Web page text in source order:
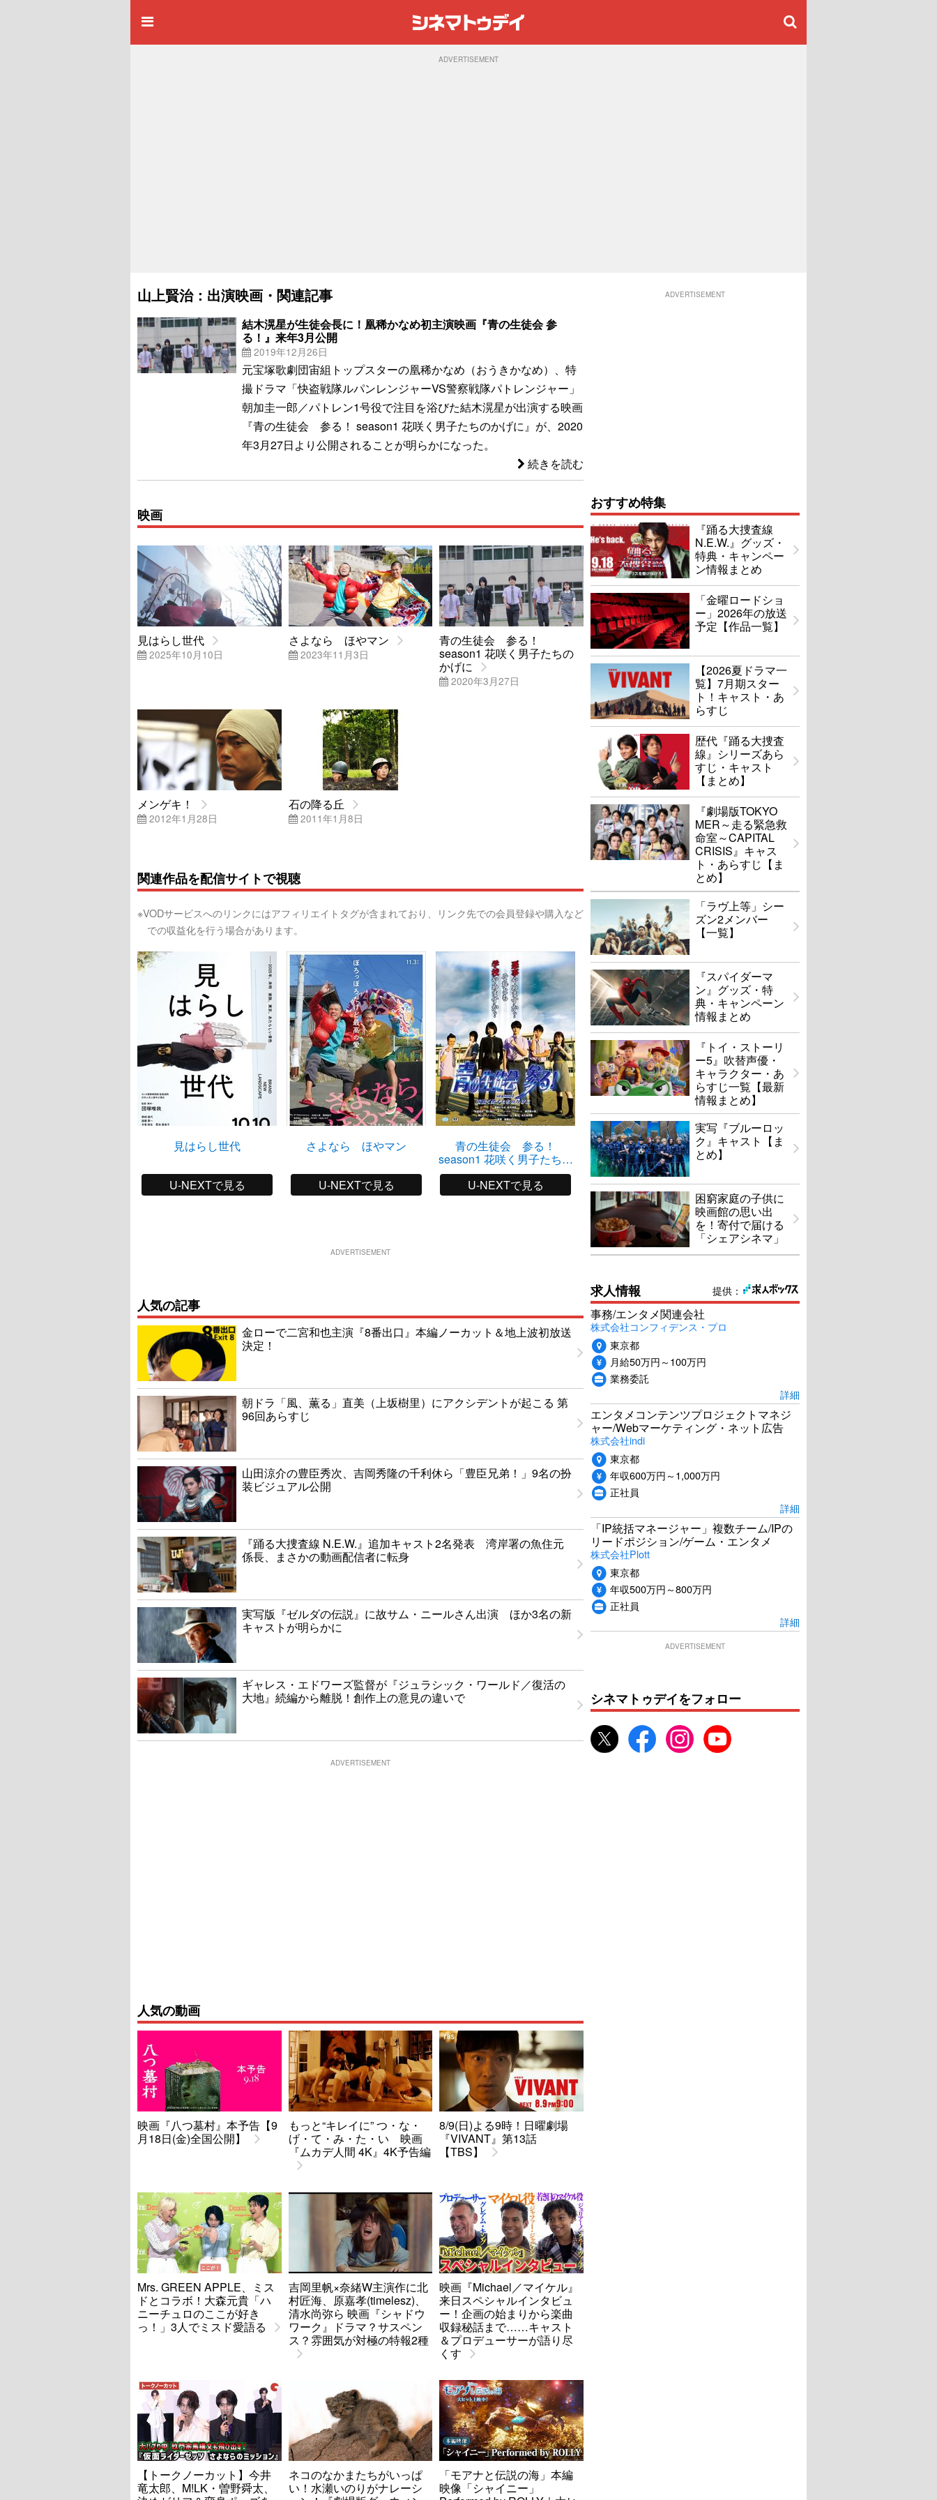
ADVERTISEMENT
山上賢治：出演映画・関連記事
結木滉星が生徒会長に！凰稀かなめ初主演映画『青の生徒会 参
る！』来年3月公開
2019年12月26日
元宝塚歌劇団宙組トップスターの凰稀かなめ（おうきかなめ）、特
撮ドラマ「快盗戦隊ルパンレンジャーVS警察戦隊パトレンジャー」
朝加圭一郎／パトレン1号役で注目を浴びた結木滉星が出演する映画
『青の生徒会 参る！ season1 花咲く男子たちのかげに』が、2020
年3月27日より公開されることが明らかになった。
続きを読む
映画
見はらし世代
2025年10月10日
さよなら ほやマン
2023年11月3日
青の生徒会 参る！
season1 花咲く男子たちの
かげに
2020年3月27日
メンゲキ！
2012年1月28日
石の降る丘
2011年1月8日
関連作品を配信サイトで視聴
※VODサービスへのリンクにはアフィリエイトタグが含まれており、リンク先での会員登録や購入など
での収益化を行う場合があります。
見はらし世代
U-NEXTで見る
さよなら ほやマン
U-NEXTで見る
青の生徒会 参る！
season1 花咲く男子たちの
かげに
U-NEXTで見る
ADVERTISEMENT
人気の記事
金ローで二宮和也主演『8番出口』本編ノーカット＆地上波初放送
決定！
朝ドラ「風、薫る」直美（上坂樹里）にアクシデントが起こる 第
96回あらすじ
山田涼介の豊臣秀次、吉岡秀隆の千利休ら「豊臣兄弟！」9名の扮
装ビジュアル公開
『踊る大捜査線 N.E.W.』追加キャスト2名発表 湾岸署の魚住元
係長、まさかの動画配信者に転身
実写版『ゼルダの伝説』に故サム・ニールさん出演 ほか3名の新
キャストが明らかに
ギャレス・エドワーズ監督が『ジュラシック・ワールド／復活の
大地』続編から離脱！創作上の意見の違いで
ADVERTISEMENT
人気の動画
映画『八つ墓村』本予告【9
月18日(金)全国公開】
もっと“キレイに” つ・な・
げ・て・み・た・い 映画
『ムカデ人間 4K』4K予告編
8/9(日)よる9時！日曜劇場
『VIVANT』第13話
【TBS】
Mrs. GREEN APPLE、ミス
ドとコラボ！大森元貴「ハ
ニーチュロのここが好き
っ！」3人でミスド愛語る
吉岡里帆×奈緒W主演作に北
村匠海、原嘉孝(timelesz)、
清水尚弥ら 映画『シャドウ
ワーク』ドラマ？サスペン
ス？雰囲気が対極の特報2種
映画『Michael／マイケル』
来日スペシャルインタビュ
ー！企画の始まりから楽曲
収録秘話まで……キャスト
＆プロデューサーが語り尽
くす
【トークノーカット】今井
竜太郎、M!LK・曽野舜太、
ネコのなかまたちがいっぱ
い！水瀬いのりがナレーシ
「モアナと伝説の海」本編
映像「シャイニー」
ADVERTISEMENT
おすすめ特集
『踊る大捜査線
N.E.W.』グッズ・
特典・キャンペー
ン情報まとめ
「金曜ロードショ
ー」2026年の放送
予定【作品一覧】
【2026夏ドラマ一
覧】7月期スター
ト！キャスト・あ
らすじ
歴代『踊る大捜査
線』シリーズあら
すじ・キャスト
【まとめ】
『劇場版TOKYO
MER～走る緊急救
命室～CAPITAL
CRISIS』キャス
ト・あらすじ【ま
とめ】
「ラヴ上等」シー
ズン2メンバー
【一覧】
『スパイダーマ
ン』グッズ・特
典・キャンペーン
情報まとめ
『トイ・ストーリ
ー5』吹替声優・
キャラクター・あ
らすじ一覧【最新
情報まとめ】
実写『ブルーロッ
ク』キャスト【ま
とめ】
困窮家庭の子供に
映画館の思い出
を！寄付で届ける
「シェアシネマ」
提供：
求人情報
事務/エンタメ関連会社
株式会社コンフィデンス・プロ
東京都
月給50万円～100万円
業務委託
詳細
エンタメコンテンツプロジェクトマネジ
ャー/Webマーケティング・ネット広告
株式会社indi
東京都
年収600万円～1,000万円
正社員
詳細
「IP統括マネージャー」複数チーム/IPの
リードポジション/ゲーム・エンタメ
株式会社Plott
東京都
年収500万円～800万円
正社員
詳細
ADVERTISEMENT
シネマトゥデイをフォロー